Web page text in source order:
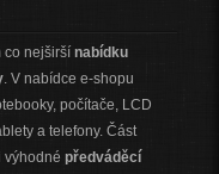
co nejširší nabídku
. V nabídce e-shopu
počítače, LCD
a telefony. Část
výhodné předváděcí